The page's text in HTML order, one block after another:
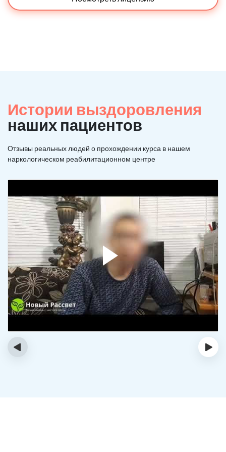
Истории выздоровления
наших пациентов
Отзывы реальных людей о прохождении курса в нашем
наркологическом реабилитационном центре
‹ ›